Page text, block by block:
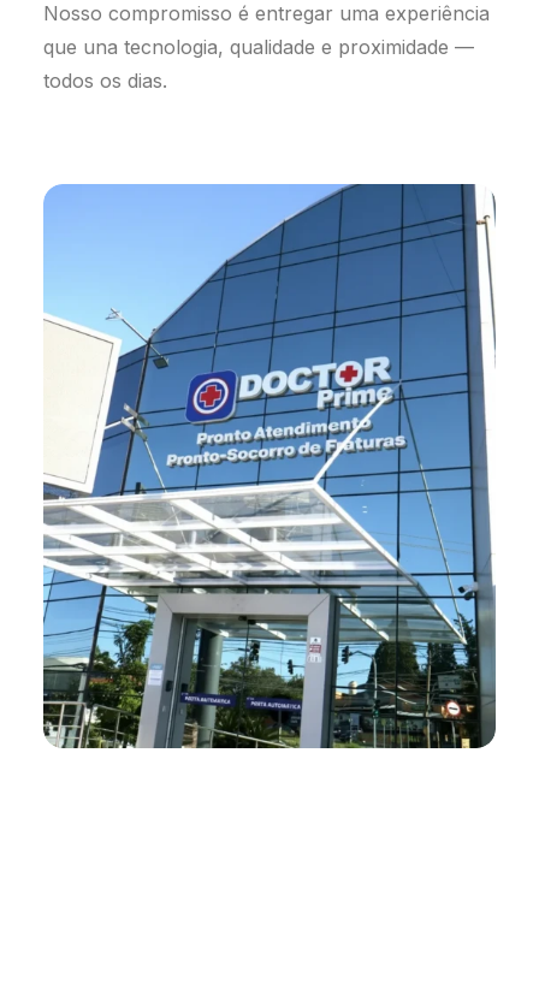
Nosso compromisso é entregar uma experiência
que una tecnologia, qualidade e proximidade —
todos os dias.